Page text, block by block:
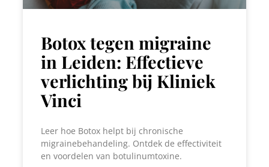
Botox tegen migraine
in Leiden: Effectieve
verlichting bij Kliniek
Vinci
Leer hoe Botox helpt bij chronische
migrainebehandeling. Ontdek de effectiviteit
en voordelen van botulinumtoxine.